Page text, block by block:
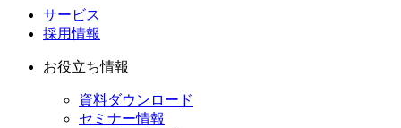
サービス
採用情報
お役立ち情報
資料ダウンロード
セミナー情報